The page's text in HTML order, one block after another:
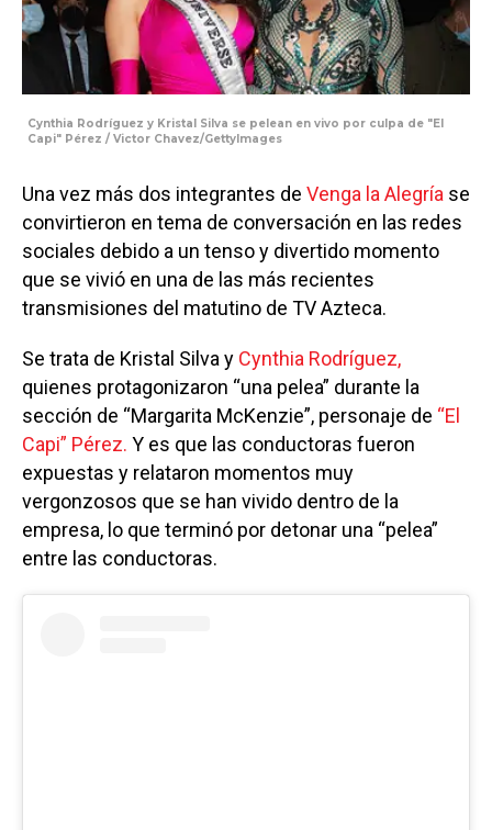
Cynthia Rodríguez y Kristal Silva se pelean en vivo por culpa de "El
Capi" Pérez / Victor Chavez/GettyImages
Una vez más dos integrantes de Venga la Alegría se
convirtieron en tema de conversación en las redes
sociales debido a un tenso y divertido momento
que se vivió en una de las más recientes
transmisiones del matutino de TV Azteca.
Se trata de Kristal Silva y Cynthia Rodríguez,
quienes protagonizaron “una pelea” durante la
sección de “Margarita McKenzie”, personaje de “El
Capi” Pérez. Y es que las conductoras fueron
expuestas y relataron momentos muy
vergonzosos que se han vivido dentro de la
empresa, lo que terminó por detonar una “pelea”
entre las conductoras.